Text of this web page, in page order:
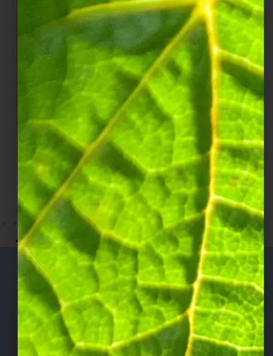
DEMI-SEC BLANC DE
BLANCS
ROSÉ
DÉCOUVRIR NOS CUVÉES
cuvée royale brut
Rayonnante, la Cuvée Royale Brut révèle tout l’éclat
et la fraîcheur du style de la maison Joseph Perrier.
DÉCOUVRIR LA CUVÉE